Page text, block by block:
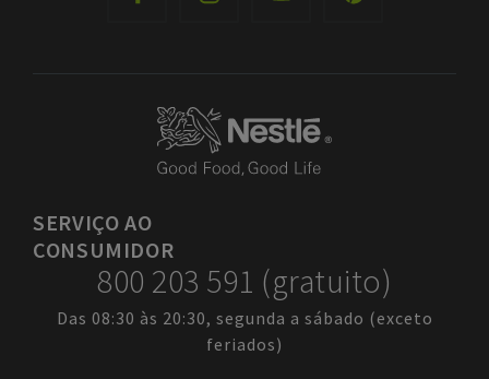
SERVIÇOAO
CONSUMIDOR
800 203 591 (gratuito)
Das 08:30 às 20:30, segunda a sábado (exceto
feriados)